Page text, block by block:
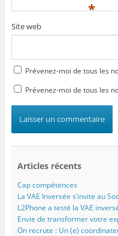
*
Site web
Prévenez-moi de tous les
Prévenez-moi de tous les
Articles récents
Cap compétences
La VAE Inversée s’invite au
L2Phone a testé la VAE
Envie de transformer votre
On recrute : Un (e)